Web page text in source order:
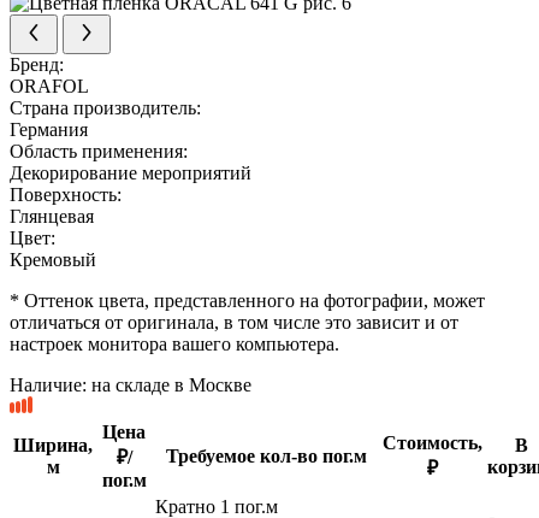
Бренд:
ORAFOL
Страна производитель:
Германия
Область применения:
Декорирование мероприятий
Поверхность:
Глянцевая
Цвет:
Кремовый
* Оттенок цвета, представленного на фотографии, может
отличаться от оригинала, в том числе это зависит и от
настроек монитора вашего компьютера.
Наличие: на складе в Москве
Ширина,
м
Цена
₽/
пог.м
Требуемое кол-во пог.м
Стоимость,
₽
В
Кратно 1 пог.м